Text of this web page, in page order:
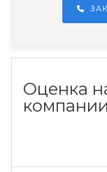
Оценка
компании